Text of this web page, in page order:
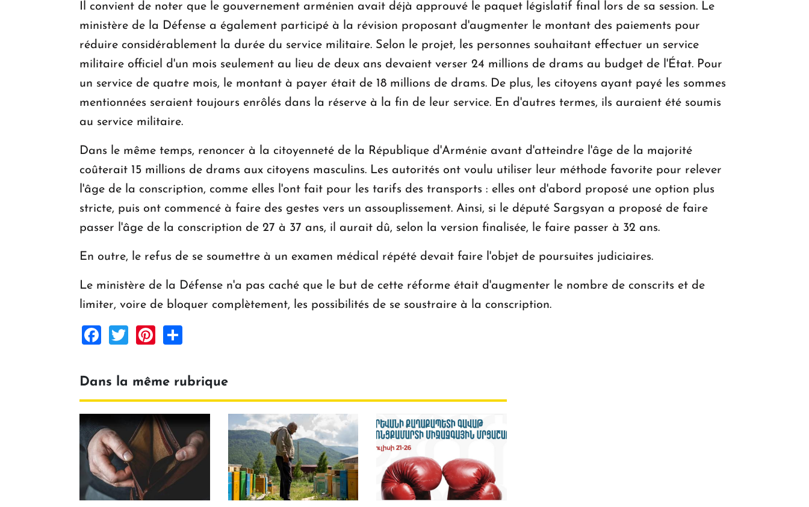
Il convient de noter que le gouvernement arménien avait déjà approuvé le paquet législatif final lors de sa session. Le
ministère de la Défense a également participé à la révision proposant d'augmenter le montant des paiements pour
réduire considérablement la durée du service militaire. Selon le projet, les personnes souhaitant effectuer un service
militaire officiel d'un mois seulement au lieu de deux ans devaient verser 24 millions de drams au budget de l'État. Pour
un service de quatre mois, le montant à payer était de 18 millions de drams. De plus, les citoyens ayant payé les sommes
mentionnées seraient toujours enrôlés dans la réserve à la fin de leur service. En d'autres termes, ils auraient été soumis
au service militaire.
Dans le même temps, renoncer à la citoyenneté de la République d'Arménie avant d'atteindre l'âge de la majorité
coûterait 15 millions de drams aux citoyens masculins. Les autorités ont voulu utiliser leur méthode favorite pour relever
l'âge de la conscription, comme elles l'ont fait pour les tarifs des transports : elles ont d'abord proposé une option plus
stricte, puis ont commencé à faire des gestes vers un assouplissement. Ainsi, si le député Sargsyan a proposé de faire
passer l'âge de la conscription de 27 à 37 ans, il aurait dû, selon la version finalisée, le faire passer à 32 ans.
En outre, le refus de se soumettre à un examen médical répété devait faire l'objet de poursuites judiciaires.
Le ministère de la Défense n'a pas caché que le but de cette réforme était d'augmenter le nombre de conscrits et de
limiter, voire de bloquer complètement, les possibilités de se soustraire à la conscription.
Facebook
TwitterPinterest
Dans la même rubrique